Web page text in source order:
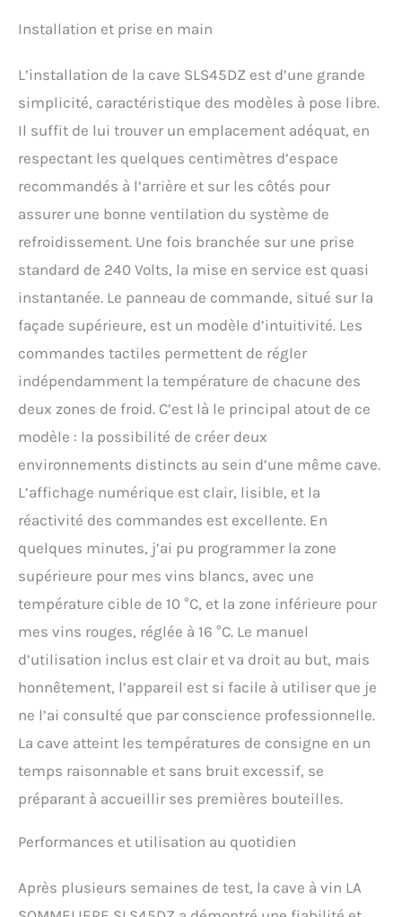
Installation et prise en main
L’installation de la cave SLS45DZ est d’une grande
simplicité, caractéristique des modèles à pose libre.
Il suffit de lui trouver un emplacement adéquat, en
respectant les quelques centimètres d’espace
recommandés à l’arrière et sur les côtés pour
assurer une bonne ventilation du système de
refroidissement. Une fois branchée sur une prise
standard de 240 Volts, la mise en service est quasi
instantanée. Le panneau de commande, situé sur la
façade supérieure, est un modèle d’intuitivité. Les
commandes tactiles permettent de régler
indépendamment la température de chacune des
deux zones de froid. C’est là le principal atout de ce
modèle : la possibilité de créer deux
environnements distincts au sein d’une même cave.
L’affichage numérique est clair, lisible, et la
réactivité des commandes est excellente. En
quelques minutes, j’ai pu programmer la zone
supérieure pour mes vins blancs, avec une
température cible de 10 °C, et la zone inférieure pour
mes vins rouges, réglée à 16 °C. Le manuel
d’utilisation inclus est clair et va droit au but, mais
honnêtement, l’appareil est si facile à utiliser que je
ne l’ai consulté que par conscience professionnelle.
La cave atteint les températures de consigne en un
temps raisonnable et sans bruit excessif, se
préparant à accueillir ses premières bouteilles.
Performances et utilisation au quotidien
Après plusieurs semaines de test, la cave à vin LA